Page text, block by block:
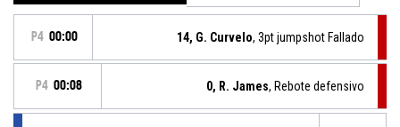
P4 00:00 14, G. Curvelo, 3pt jumpshot Fallado
P4 00:08 0, R. James, Rebote defensivo